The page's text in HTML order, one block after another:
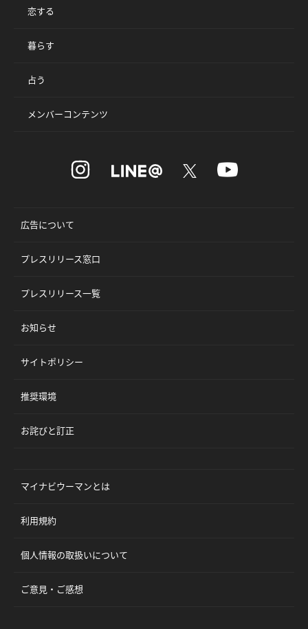
恋する
暮らす
占う
メンバーコンテンツ
広告について
プレスリリース窓口
プレスリリース一覧
お知らせ
サイトポリシー
推奨環境
お詫びと訂正
マイナビウーマンとは
利用規約
個人情報の取扱いについて
ご意見・ご感想